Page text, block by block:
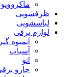
ماکروویو
ظرفشویی
لباسشویی
لوازم برقی
آبمیوه
آسیاب
اتو
جارو